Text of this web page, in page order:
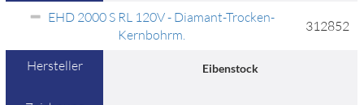
EHD 2000 S RL 120V - Diamant-Trocken-
Kernbohrm.
312852
Hersteller Eibenstock